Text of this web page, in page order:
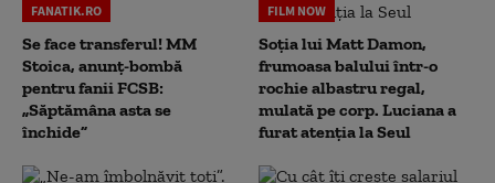
FANATIK.RO
Se face transferul! MM
Stoica, anunț-bombă
pentru fanii FCSB:
„Săptămâna asta se
închide”
FILM NOW
Soția lui Matt Damon,
frumoasa balului într-o
rochie albastru regal,
mulată pe corp. Luciana a
furat atenția la Seul